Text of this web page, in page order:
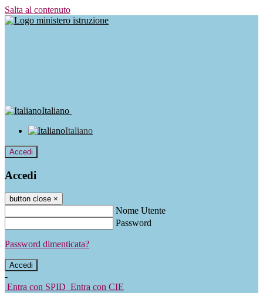
Salta al contenuto
Italiano
Italiano
Accedi
Accedi
button close ×
Nome Utente
Password
Password dimenticata?
-
Entra con SPID Entra con CIE